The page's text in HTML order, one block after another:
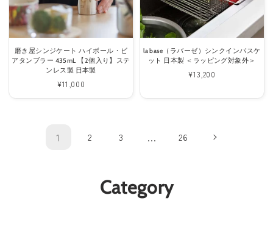
磨き屋シンジケート ハイボール・ビ
アタンブラー 435mL 【2個入り】ステ
ンレス製 日本製
通
¥11,000
la base（ラバーゼ）シンクインバスケ
ット 日本製 ＜ラッピング対象外＞
通
価
¥13,200
1 2 3 … 26
Category